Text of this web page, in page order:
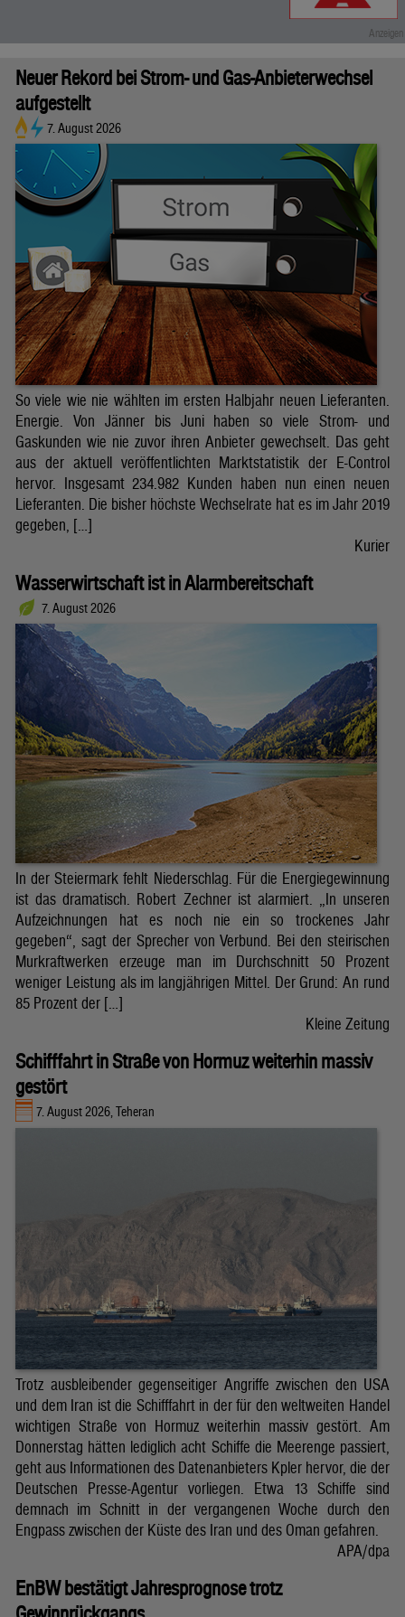
Neuer Rekord bei Strom- und Gas-Anbieterwechsel
aufgestellt
7. August 2026
So viele wie nie wählten im ersten Halbjahr neuen Lieferanten.
Energie. Von Jänner bis Juni haben so viele Strom- und
Gaskunden wie nie zuvor ihren Anbieter gewechselt. Das geht
aus der aktuell veröffentlichten Marktstatistik der E-Control
hervor. Insgesamt 234.982 Kunden haben nun einen neuen
Lieferanten. Die bisher höchste Wechselrate hat es im Jahr 2019
gegeben, […]
Kurier
Wasserwirtschaft ist in Alarmbereitschaft
7. August 2026
In der Steiermark fehlt Niederschlag. Für die Energiegewinnung
ist das dramatisch. Robert Zechner ist alarmiert. „In unseren
Aufzeichnungen hat es noch nie ein so trockenes Jahr
gegeben“, sagt der Sprecher von Verbund. Bei den steirischen
Murkraftwerken erzeuge man im Durchschnitt 50 Prozent
weniger Leistung als im langjährigen Mittel. Der Grund: An rund
85 Prozent der […]
Kleine Zeitung
Schifffahrt in Straße von Hormuz weiterhin massiv
gestört
7. August 2026, Teheran
Trotz ausbleibender gegenseitiger Angriffe zwischen den USA
und dem Iran ist die Schifffahrt in der für den weltweiten Handel
wichtigen Straße von Hormuz weiterhin massiv gestört. Am
Donnerstag hätten lediglich acht Schiffe die Meerenge passiert,
geht aus Informationen des Datenanbieters Kpler hervor, die der
Deutschen Presse-Agentur vorliegen. Etwa 13 Schiffe sind
demnach im Schnitt in der vergangenen Woche durch den
Engpass zwischen der Küste des Iran und des Oman gefahren.
APA/dpa
EnBW bestätigt Jahresprognose trotz